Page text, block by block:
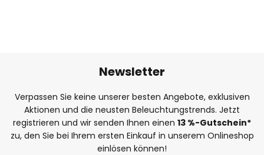
Newsletter
Verpassen Sie keine unserer besten Angebote, exklusiven
Aktionen und die neusten Beleuchtungstrends. Jetzt
registrieren und wir senden Ihnen einen 13 %-Gutschein*
zu, den Sie bei Ihrem ersten Einkauf in unserem Onlineshop
einlösen können!